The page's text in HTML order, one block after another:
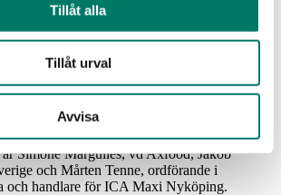
Tillåt alla
Tillåt urval
Avvisa
och verkar för att branschen tar ett
livsmedelssäkerhet, folkhälsa, hållbarhet och
Dagligvaruhandel roterar vartannat år
Sverige, som nu lämnar över
kvar som ledamot i styrelsen. Övriga
är Simone Margulies, vd Axfood, Jakob
och Mårten Tenne, ordförande i
och handlare för ICA Maxi Nyköping.